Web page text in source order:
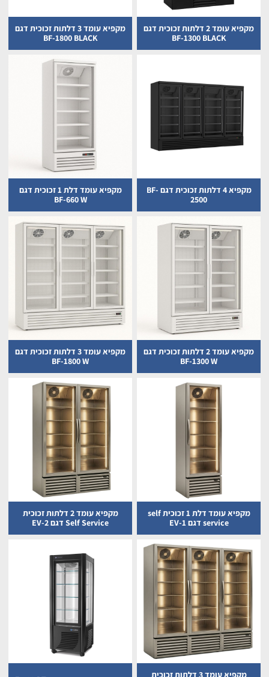
מקפיא עומד 2 דלתות זכוכית דגם
BF-1300 BLACK
מקפיא עומד 3 דלתות זכוכית דגם
BF-1800 BLACK
מקפיא 4 דלתות זכוכית דגם BF-
2500
מקפיא עומד דלת 1 זכוכית דגם
BF-660 W
מקפיא עומד 2 דלתות זכוכית דגם
BF-1300 W
מקפיא עומד 3 דלתות זכוכית דגם
BF-1800 W
מקפיא עומד דלת 1 זכוכית self
service דגם EV-1
מקפיא עומד 2 דלתות זכוכית
Self Service דגם EV-2
מקפיא עומד 3 דלתות זכוכית